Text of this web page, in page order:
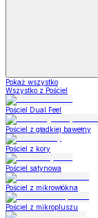
Pokaż wszystko
Wszystko z Pościel
Pościel Dual Feel
Pościel z gładkiej bawełny
Pościel z kory
Pościel satynowa
Pościel z mikrowłókna
Pościel z mikropluszu